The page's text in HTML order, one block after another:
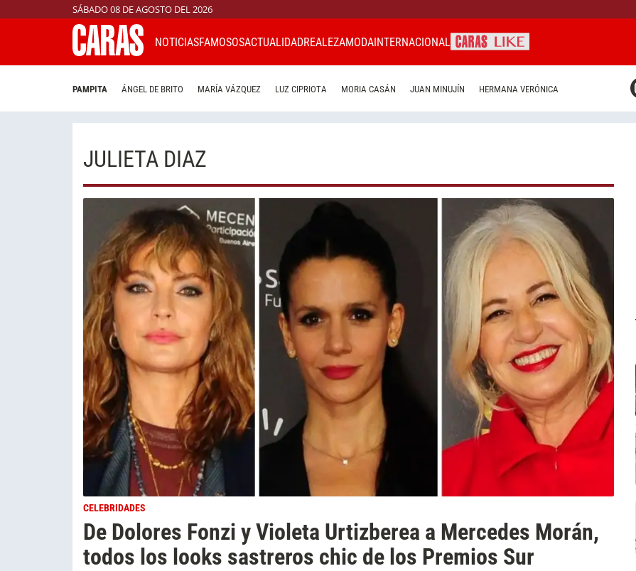
SÁBADO 08 DE AGOSTO DEL 2026
NOTICIASFAMOSOSACTUALIDADREALEZAMODAINTERNACIONAL
PAMPITA ÁNGEL DE BRITO MARÍA VÁZQUEZ LUZ CIPRIOTA MORIA CASÁN JUAN MINUJÍN HERMANA VERÓNICA
JULIETA DIAZ
CELEBRIDADES
De Dolores Fonzi y Violeta Urtizberea a Mercedes Morán,
todos los looks sastreros chic de los Premios Sur